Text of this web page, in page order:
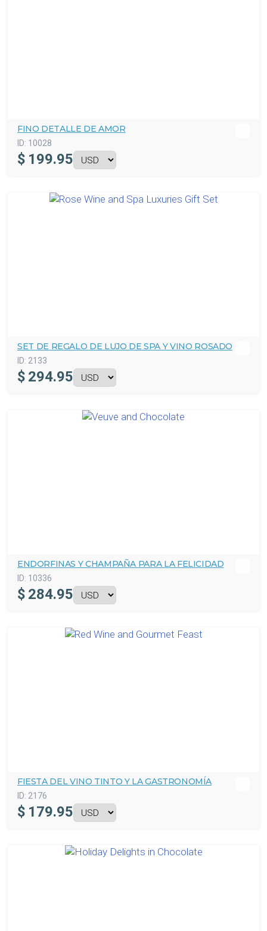
FINO DETALLE DE AMOR
ID: 10028
$ 199.95
SET DE REGALO DE LUJO DE SPA Y VINO ROSADO
ID: 2133
$ 294.95
ENDORFINAS Y CHAMPAÑA PARA LA FELICIDAD
ID: 10336
$ 284.95
FIESTA DEL VINO TINTO Y LA GASTRONOMÍA
ID: 2176
$ 179.95